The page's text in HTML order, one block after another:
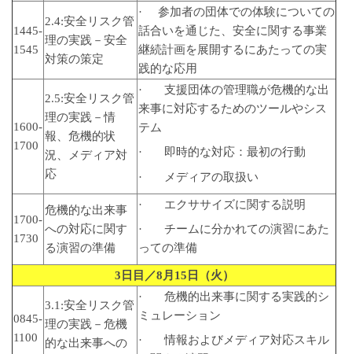
1445-
1545
2.4:安全リスク管
理の実践－安全
対策の策定
· 参加者の団体での体験についての
話合いを通じた、安全に関する事業
継続計画を展開するにあたっての実
践的な応用
1600-
1700
2.5:安全リスク管
理の実践－情
報、危機的状
況、メディア対
応
· 支援団体の管理職が危機的な出
来事に対応するためのツールやシス
テム
· 即時的な対応：最初の行動
· メディアの取扱い
1700-
1730
危機的な出来事
への対応に関す
る演習の準備
· エクササイズに関する説明
· チームに分かれての演習にあた
っての準備
3 日目／8 月 15 日（火）
0845-
1100
3.1:安全リスク管
理の実践－危機
的な出来事への
· 危機的出来事に関する実践的シ
ミュレーション
· 情報およびメディア対応スキル